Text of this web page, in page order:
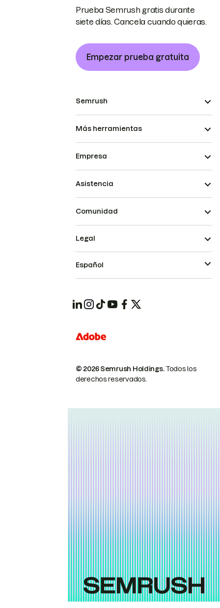
Prueba Semrush gratis durante
siete días. Cancela cuando quieras.
Empezar prueba gratuita
Semrush
Más herramientas
Empresa
Asistencia
Comunidad
© 2026 Semrush Holdings.Todos los
derechos reservados.
Legal
Español